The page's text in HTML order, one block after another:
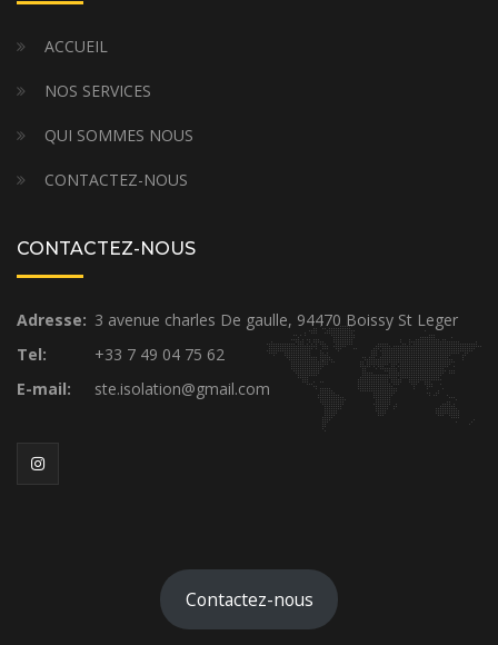
ACCUEIL
NOS SERVICES
QUI SOMMES NOUS
CONTACTEZ-NOUS
CONTACTEZ-NOUS
Adresse: 3 avenue charles De gaulle, 94470 Boissy St Leger
Tel:
+33 7 49 04 75 62
E-mail:
ste.isolation@gmail.com
Contactez-nous